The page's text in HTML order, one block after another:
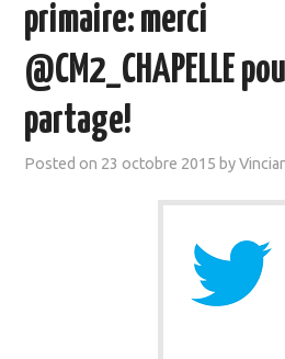
primaire: merci
@CM2_CHAPELLE
partage!
Posted on 23 octobre 2015 by